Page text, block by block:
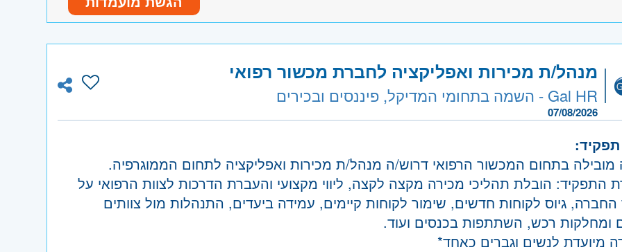
בדיקות איכות על פי תקן יצרן
טלפוני ללקוחות
הכשרות בחו"ל (אירופה או ארה"ב, בין שבוע לחמישה שבועות בשנה לקורס)
קודם בתחום המדיקל- יתרון משמעותי. במקביל, תתבצע הכשרה מלאה בארץ ובחו"ל
עבודה בצוות
לעבודה תחת תנאי לחץ
יחסי אנוש מעולים
נכונות לנסיעות לחו"ל
עמידה בזמנים ואחריות
רישיון רכב מסוג B
שפות: עברית, אנגלית – ברמה גבוהה
משרה: משרה מלאה
- גליל, טבריה והכנרת, עפולה, נצרת ובית שאן, עכו, נהריה והגליל המערבי, קריות ועמק זבולון,
גולן
מנהל/ת מכירות ואפליקציה לחברת מכשור רפואי
Gal HR - השמה בתחומי המדיקל, פיננסים ובכירים
07/08/2026
תפקיד:
בתחום המכשור הרפואי דרוש/ה מנהל/ת מכירות ואפליקציה לתחום הממוגרפיה.
התפקיד: הובלת תהליכי מכירה מקצה לקצה, ליווי מקצועי והעברת הדרכות לצוות הרפואי על
גיוס לקוחות חדשים, שימור לקוחות קיימים, עמידה ביעדים, התנהלות מול צוותים
ומחלקות רכש, השתתפות בכנסים ועוד.
מיועדת לנשים וגברים כאחד*